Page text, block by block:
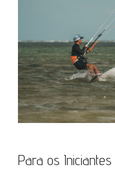
Para os Iniciantes